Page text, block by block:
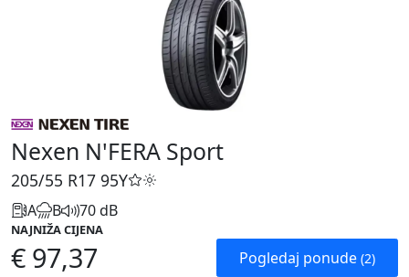
Nexen N'FERA Sport
205/55 R17 95Y
A B 70 dB
NAJNIŽA CIJENA
€ 97,37 Pogledaj ponude (2)